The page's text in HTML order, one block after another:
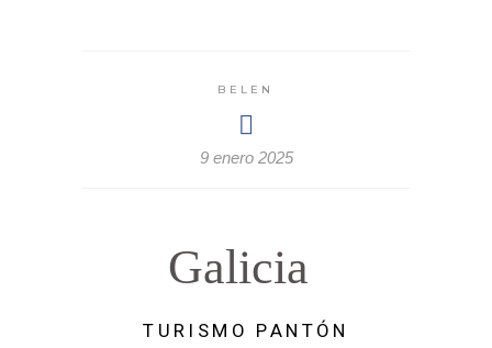
BELEN
9 enero 2025
Galicia
TURISMO PANTÓN